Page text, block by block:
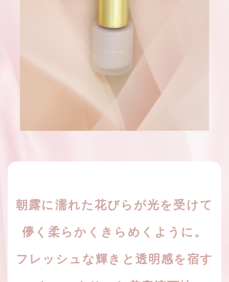
朝露に濡れた花びらが光を受けて
儚く柔らかくきらめくように。
フレッシュな輝きと透明感を宿す